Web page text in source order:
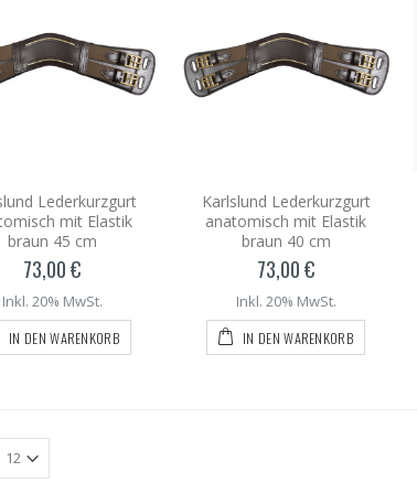
Lederkurzgurt
mit Elastik
braun 45 cm
73,00 €
Inkl. 20% MwSt.
IN DEN WARENKORB
Karlslund Lederkurzgurt
anatomisch mit Elastik
braun 40 cm
73,00 €
Inkl. 20% MwSt.
IN DEN WARENKORB